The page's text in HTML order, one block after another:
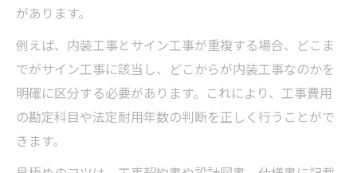
があります。
例えば、内装工事とサイン工事が重複する場合、どこま
でがサイン工事に該当し、どこからが内装工事なのかを
明確に区分する必要があります。これにより、工事費用
の勘定科目や法定耐用年数の判断を正しく行うことがで
きます。